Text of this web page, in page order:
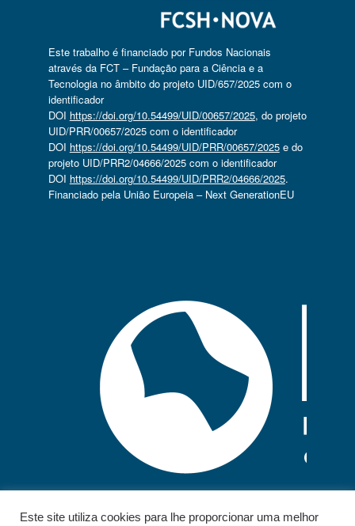
Este trabalho é financiado por Fundos Nacionais
através da FCT – Fundação para a Ciência e a
Tecnologia no âmbito do projeto UID/657/2025 com o
identificador
DOI https://doi.org/10.54499/UID/00657/2025, do projeto
UID/PRR/00657/2025 com o identificador
DOI https://doi.org/10.54499/UID/PRR/00657/2025e do
projeto UID/PRR2/04666/2025 com o identificador
DOI https://doi.org/10.54499/UID/PRR2/04666/2025.
Financiado pela União Europeia – Next GenerationEU
Este site utiliza cookies para lhe proporcionar uma melhor